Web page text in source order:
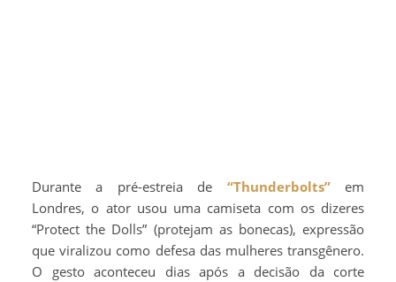
Durante a pré-estreia de “Thunderbolts”em
Londres, o ator usou uma camiseta com os dizeres
“Protect the Dolls” (protejam as bonecas), expressão
que viralizou como defesa das mulheres transgênero.
O gesto aconteceu dias após a decisão da corte